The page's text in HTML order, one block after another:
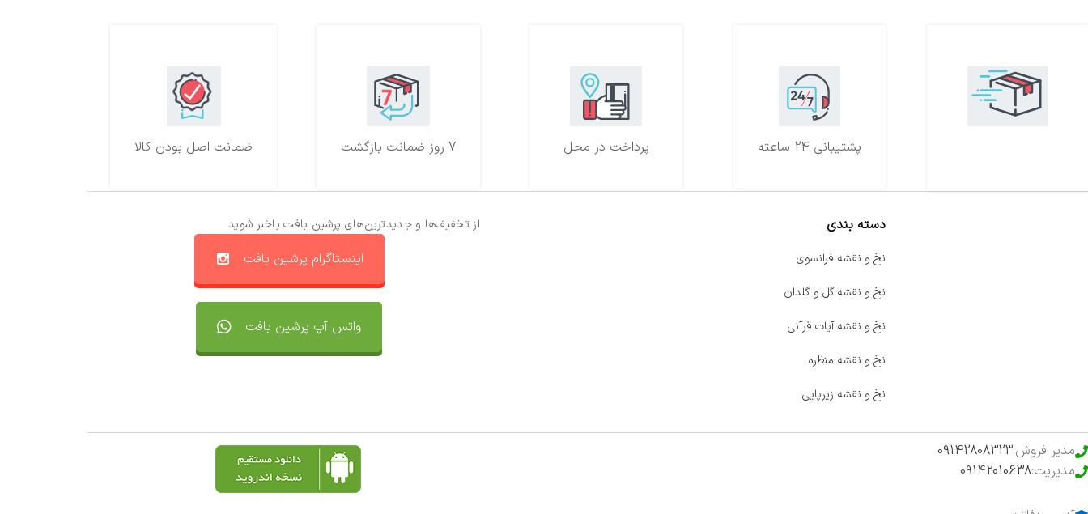
ضمانت اصل بودن کالا 7 روز ضمانت بازگشت پرداخت در محل پشتیبانی 24 ساعته
از تخفیف‌ها و جدیدترین‌های پرشین بافت باخبر شوید:
اینستاگرام پرشین بافت
واتس آپ پرشین بافت
دسته بندی
نخ و نقشه فرانسوی
نخ و نقشه گل و گلدان
نخ و نقشه آیات قرآنی
نخ و نقشه منظره
نخ و نقشه زیرپایی
مدیر فروش:09142808323
مدیریت:09142010638